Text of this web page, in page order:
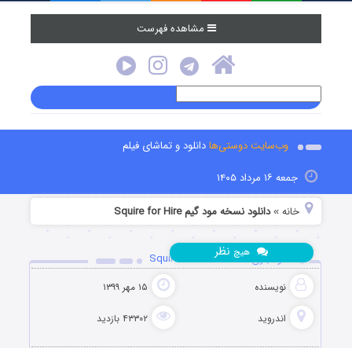
مشاهده فهرست
وب‌سایت دوستی‌هادانلود و تماشای فیلم
جمعه ۱۶ مرداد ۱۴۰۵
خانه »دانلود نسخه مود گیم Squire for Hire
دانلود بازی Squire for Hire 0.2.50
نویسنده ۱۵ مهر ۱۳۹۹
اندروید ۴۳۳۰۲ بازدید
هیچ نظر